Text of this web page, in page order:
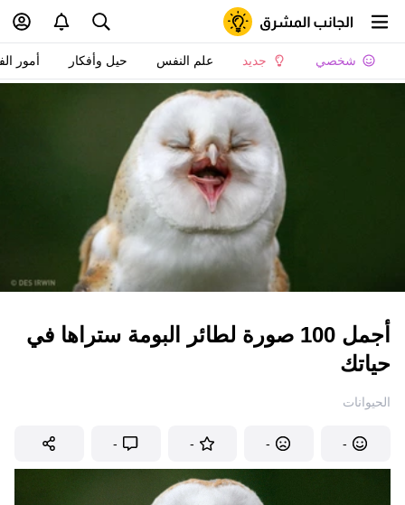
شخصي جديد علم النفس حيل وأفكار أمور
أجمل 100 صورة لطائر البومة ستراها في
حياتك
الحيوانات
-
-
-
-